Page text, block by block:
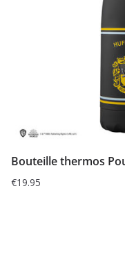
Bouteille thermos
€19.95